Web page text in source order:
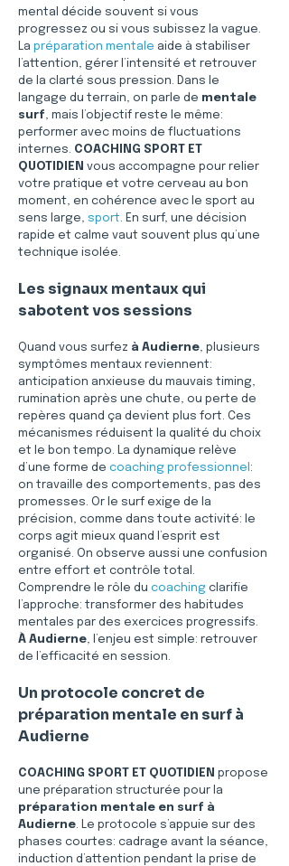
mental décide souvent si vous
progressez ou si vous subissez la vague.
La préparation mentale aide à stabiliser
l’attention, gérer l’intensité et retrouver
de la clarté sous pression. Dans le
langage du terrain, on parle de mentale
surf, mais l’objectif reste le même:
performer avec moins de fluctuations
internes. COACHING SPORT ET
QUOTIDIEN vous accompagne pour relier
votre pratique et votre cerveau au bon
moment, en cohérence avec le sport au
sens large, sport. En surf, une décision
rapide et calme vaut souvent plus qu’une
technique isolée.
Les signaux mentaux qui
sabotent vos sessions
Quand vous surfez à Audierne, plusieurs
symptômes mentaux reviennent:
anticipation anxieuse du mauvais timing,
rumination après une chute, ou perte de
repères quand ça devient plus fort. Ces
mécanismes réduisent la qualité du choix
et le bon tempo. La dynamique relève
d’une forme de coaching professionnel :
on travaille des comportements, pas des
promesses. Or le surf exige de la
précision, comme dans toute activité: le
corps agit mieux quand l’esprit est
organisé. On observe aussi une confusion
entre effort et contrôle total.
Comprendre le rôle du coaching clarifie
l’approche: transformer des habitudes
mentales par des exercices progressifs.
À Audierne, l’enjeu est simple: retrouver
de l’efficacité en session.
Un protocole concret de
préparation mentale en surf à
Audierne
COACHING SPORT ET QUOTIDIEN propose
une préparation structurée pour la
préparation mentale en surf à
Audierne. Le protocole s’appuie sur des
phases courtes: cadrage avant la séance,
induction d’attention pendant la prise de